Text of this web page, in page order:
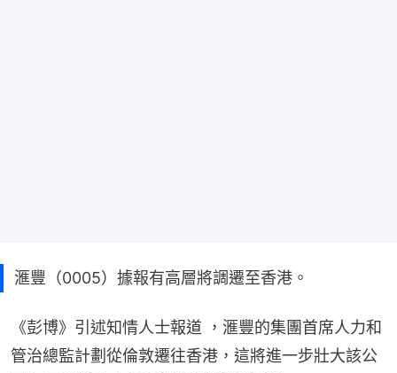
滙豐（0005）據報有高層將調遷至香港。
《彭博》引述知情人士報道 ，滙豐的集團首席人力和
管治總監計劃從倫敦遷往香港，這將進一步壯大該公